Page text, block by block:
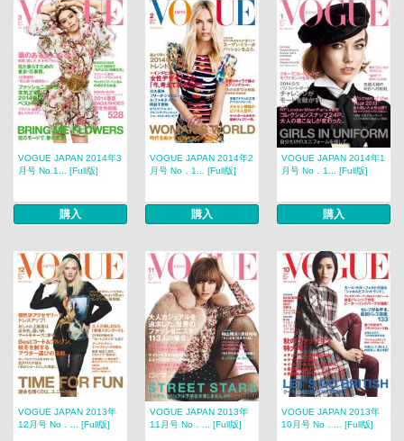
VOGUE JAPAN 2014年3
月号 No.1... [Full版]
購入
VOGUE JAPAN 2014年2
月号 No．1... [Full版]
購入
VOGUE JAPAN 2014年1
月号 No．1... [Full版]
購入
VOGUE JAPAN 2013年
12月号 No．... [Full版]
VOGUE JAPAN 2013年
11月号 No．... [Full版]
VOGUE JAPAN 2013年
10月号 No．... [Full版]